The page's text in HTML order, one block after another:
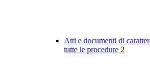
Atti e documenti di
tutte le procedure 2